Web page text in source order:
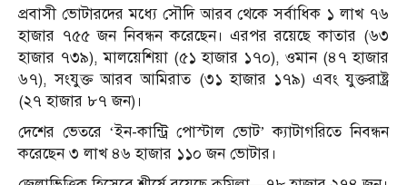
প্রবাসী ভোটারদের মধ্যে সৌদি আরব থেকে সর্বাধিক ১ লাখ ৭৬
হাজার ৭৫৫ জন নিবন্ধন করেছেন। এরপর রয়েছে কাতার (৬৩
হাজার ৭৩৯), মালয়েশিয়া (৫১ হাজার ১৭০), ওমান (৪৭ হাজার
৬৭), সংযুক্ত আরব আমিরাত (৩১ হাজার ১৭৯) এবং যুক্তরাষ্ট্র
(২৭ হাজার ৮৭ জন)।
দেশের ভেতরে ‘ইন-কান্ট্রি পোস্টাল ভোট’ ক্যাটাগরিতে নিবন্ধন
করেছেন ৩ লাখ ৪৬ হাজার ১১০ জন ভোটার।